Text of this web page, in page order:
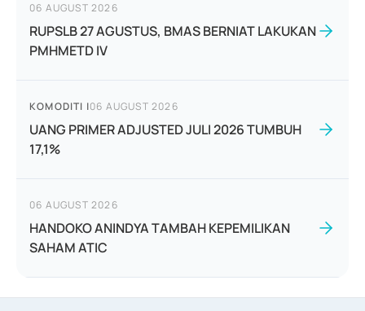
06 AUGUST 2026
RUPSLB 27 AGUSTUS, BMAS BERNIAT LAKUKAN
PMHMETD IV
KOMODITI |06 AUGUST 2026
UANG PRIMER ADJUSTED JULI 2026 TUMBUH
17,1%
06 AUGUST 2026
HANDOKO ANINDYA TAMBAH KEPEMILIKAN
SAHAM ATIC